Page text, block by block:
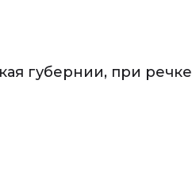
губернии, при речке